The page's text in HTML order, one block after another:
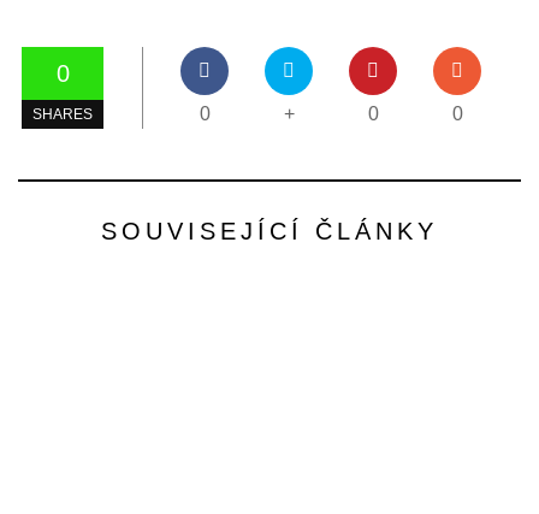
0
SHARES 0 + 0 0
SOUVISEJÍCÍ ČLÁNKY